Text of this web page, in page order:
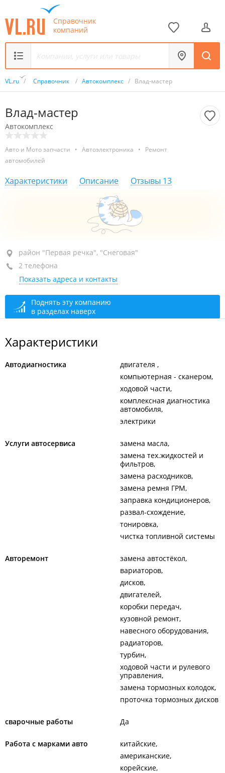
Справочник
компаний
VL.ru / Справочник / Автокомплекс / Влад-мастер
Влад-мастер
Автокомплекс
Авто и Мото запчасти • Автоэлектроника •
Ремонт
автомобилей
Характеристики Описание Отзывы 13
район "Первая речка", ул. Нефтеветка, 2В
+7 902 555-59-20
сегодня закрыто
район "Первая речка", "Снеговая"
2 телефона
Показать адреса и контакты
Поднять эту компанию
в разделах наверх
Характеристики
Автодиагностика
двигателя
компьютерная - сканером
ходовой части
комплексная диагностика
автомобиля
электрики
Услуги автосервиса
замена масла
замена тех.жидкостей и
фильтров
замена расходников
замена ремня ГРМ
заправка кондиционеров
развал-схождение
тонировка
чистка топливной системы
Авторемонт
замена автостёкол
вариаторов
дисков
двигателей
коробки передач
кузовной ремонт
навесного оборудования
радиаторов
турбин
ходовой части и рулевого
управления
замена тормозных колодок
проточка тормозных дисков
сварочные работы Да
Работа с марками авто
китайские
американские
корейские